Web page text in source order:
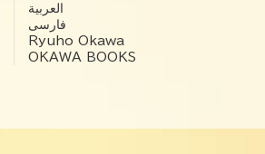
العربية‏
فارسی
Ryuho Okawa
OKAWA BOOKS